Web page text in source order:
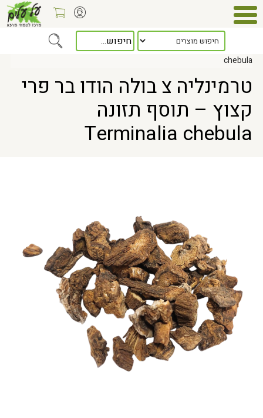
> טרמינליה צ בולה הודו בר פרי קצוץ – תוסף תזונה Terminalia
chebula
טרמינליה צ בולה הודו בר פרי
קצוץ – תוסף תזונה
Terminalia chebula